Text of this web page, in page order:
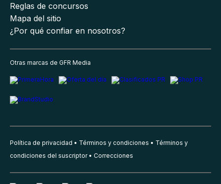
Reglas de concursos
Mapa del sitio
¿Por qué confiar en nosotros?
Otras marcas de GFR Media
Política de privacidad Términos y condiciones
Términos y
condiciones del suscriptor
Correcciones